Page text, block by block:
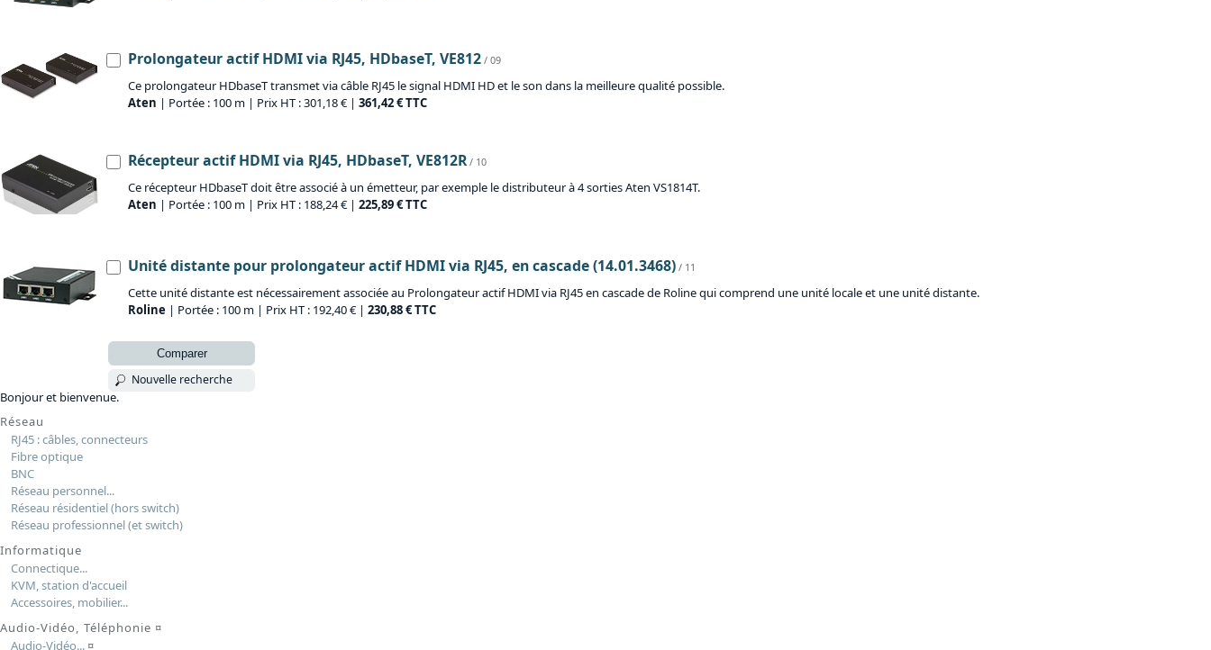
Prolongateur actif HDMI via RJ45, HDbaseT, VE812 / 09
Ce prolongateur HDbaseT transmet via câble RJ45 le signal HDMI HD et le son dans la meilleure qualité possible.
Aten | Portée : 100 m | Prix HT : 301,18 € | 361,42 € TTC
Récepteur actif HDMI via RJ45, HDbaseT, VE812R / 10
Ce récepteur HDbaseT doit être associé à un émetteur, par exemple le distributeur à 4 sorties Aten VS1814T.
Aten | Portée : 100 m | Prix HT : 188,24 € | 225,89 € TTC
Unité distante pour prolongateur actif HDMI via RJ45, en cascade (14.01.3468) / 11
Cette unité distante est nécessairement associée au Prolongateur actif HDMI via RJ45 en cascade de Roline qui comprend une unité locale et une unité distante.
Roline | Portée : 100 m | Prix HT : 192,40 € | 230,88 € TTC
Comparer
Nouvelle recherche
Bonjour et bienvenue.
Réseau
RJ45 : câbles, connecteurs
Fibre optique
BNC
Réseau personnel...
Réseau résidentiel (hors switch)
Réseau professionnel (et switch)
Informatique
Connectique...
KVM, station d'accueil
Accessoires, mobilier...
Audio-Vidéo, Téléphonie ¤
Audio-Vidéo...¤